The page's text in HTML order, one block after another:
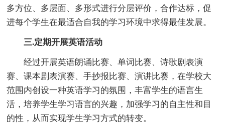
多方位、多层面、多形式进行分层评价，合作达标，促
进每个学生在最适合自我的学习环境中求得最佳发展。
三.定期开展英语活动
经过开展英语朗诵比赛、单词比赛、诗歌剧表演
赛、课本剧表演赛、手抄报比赛、演讲比赛，在学校大
范围内创设一种英语学习的氛围，丰富学生的语言生
活，培养学生学习语言的兴趣，加强学习的自主性和目
的性，从而实现学生学习方式的转变。